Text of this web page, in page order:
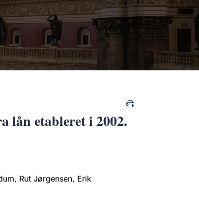
lån etableret i 2002.
Rut Jørgensen, Erik